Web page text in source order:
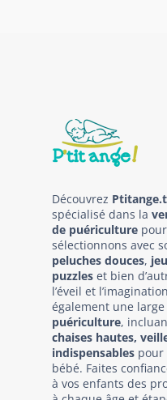
Découvrez
spécialisé dans la
de puériculture
sélectionnons avec
peluches douces,
puzzles et bien
l’éveil et
également une large
puériculture,
chaises hautes,
indispensables pour
bébé. Faites
à vos enfants des